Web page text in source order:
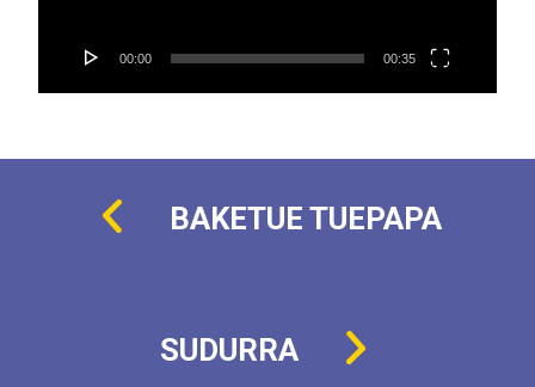
00:00 00:35
BAKETUE TUEPAPA
SUDURRA